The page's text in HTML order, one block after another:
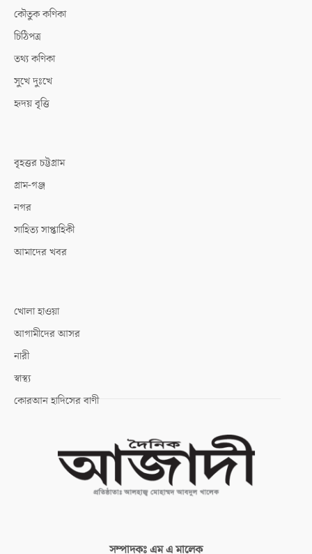
কৌতুক কণিকা
চিঠিপত্র
তথ্য কণিকা
সুখে দুঃখে
হৃদয় বৃত্তি
বৃহত্তর চট্টগ্রাম
গ্রাম-গঞ্জ
নগর
সাহিত্য সাপ্তাহিকী
আমাদের খবর
খোলা হাওয়া
আগামীদের আসর
নারী
স্বাস্থ্য
কোরআন হাদিসের বাণী
সম্পাদকঃএম এ মালেক